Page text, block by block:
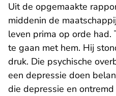
Uit de opgemaakte
middenin de
leven prima op orde had.
te gaan met hem. Hij
druk. Die psychische
een depressie doen
die depressie en